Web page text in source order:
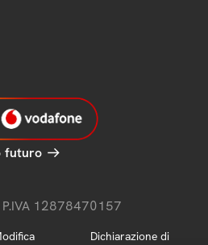
futuro
12878470157
Dichiarazione di